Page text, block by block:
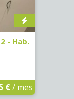
- Hab.
€/ mes